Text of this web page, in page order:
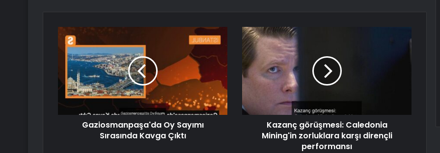
Gaziosmanpaşa'da Oy Sayımı
Sırasında Kavga Çıktı
Kazanç görüşmesi: Caledonia
Mining'in zorluklara karşı dirençli
performansı